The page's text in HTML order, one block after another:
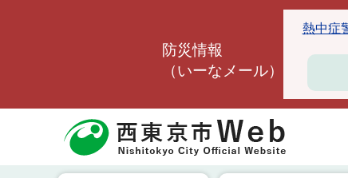
防災情報
（いーなメール）
熱中症